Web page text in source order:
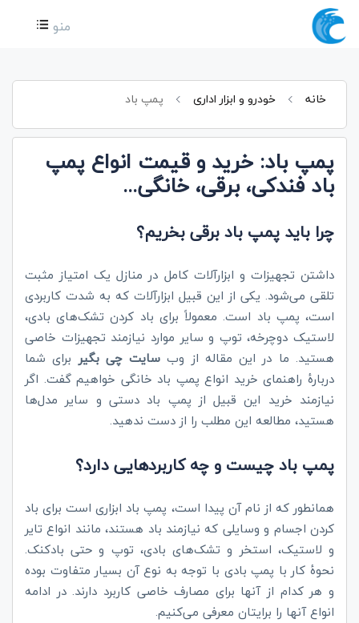
منو
خانه خودرو و ابزار اداری پمپ باد
پمپ باد: خرید و قیمت انواع پمپ
باد فندکی، برقی، خانگی...
چرا باید پمپ باد برقی بخریم؟
داشتن تجهیزات و ابزارآلات کامل در منازل یک امتیاز مثبت
تلقی می‌شود. یکی از این قبیل ابزارآلات که به شدت کاربردی
است، پمپ باد است. معمولاً برای باد کردن تشک‌های بادی،
لاستیک دوچرخه، توپ و سایر موارد نیازمند تجهیزات خاصی
هستید. ما در این مقاله از وب سایت چی بگیر برای شما
دربارۀ راهنمای خرید انواع پمپ باد خانگی خواهیم گفت. اگر
نیازمند خرید این قبیل از پمپ باد دستی و سایر مدل‌ها
هستید، مطالعه این مطلب را از دست ندهید.
پمپ باد چیست و چه کاربردهایی دارد؟
همانطور که از نام آن پیدا است، پمپ باد ابزاری است برای باد
کردن اجسام و وسایلی که نیازمند باد هستند، مانند انواع تایر
و لاستیک، استخر و تشک‌های بادی، توپ و حتی بادکنک.
نحوۀ کار با پمپ بادی با توجه به نوع آن بسیار متفاوت بوده
و هر کدام از آنها برای مصارف خاصی کاربرد دارند. در ادامه
انواع آنها را برایتان معرفی می‌کنیم.